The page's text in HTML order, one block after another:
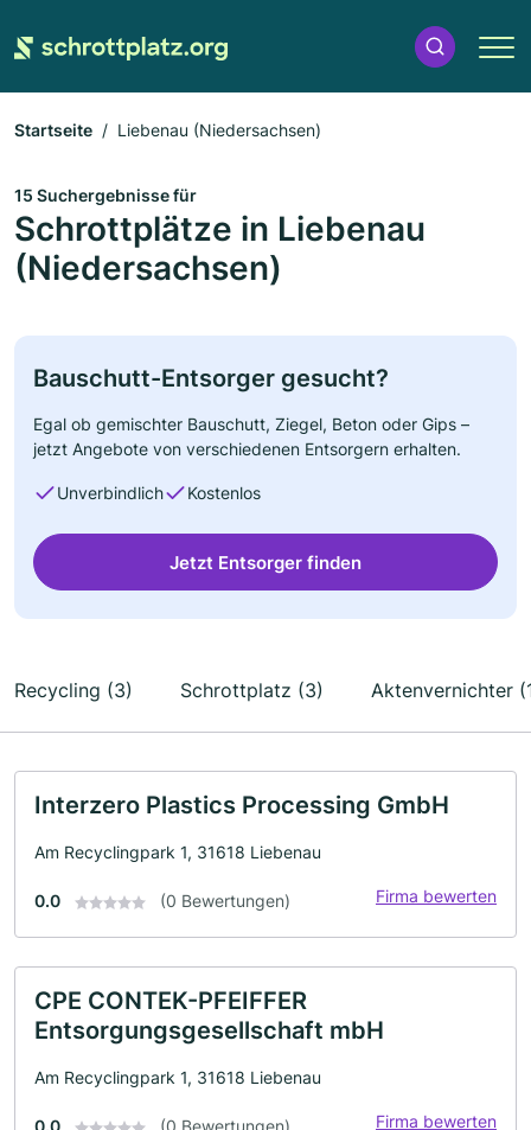
Startseite Liebenau (Niedersachsen)
15 Suchergebnisse für
Schrottplätze in Liebenau
(Niedersachsen)
Bauschutt-Entsorger gesucht?
Egal ob gemischter Bauschutt, Ziegel, Beton oder Gips –
jetzt Angebote von verschiedenen Entsorgern erhalten.
Unverbindlich Kostenlos
Jetzt Entsorger finden
Recycling (3) Schrottplatz (3) Aktenvernichter
Interzero Plastics Processing GmbH
Am Recyclingpark 1, 31618 Liebenau
0.0 (0 Bewertungen) Firma bewerten
CPE CONTEK-PFEIFFER
Entsorgungsgesellschaft mbH
Am Recyclingpark 1, 31618 Liebenau
0.0 (0 Bewertungen) Firma bewerten